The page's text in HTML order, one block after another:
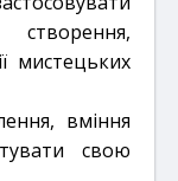
створення,
мистецьких
вміння
свою